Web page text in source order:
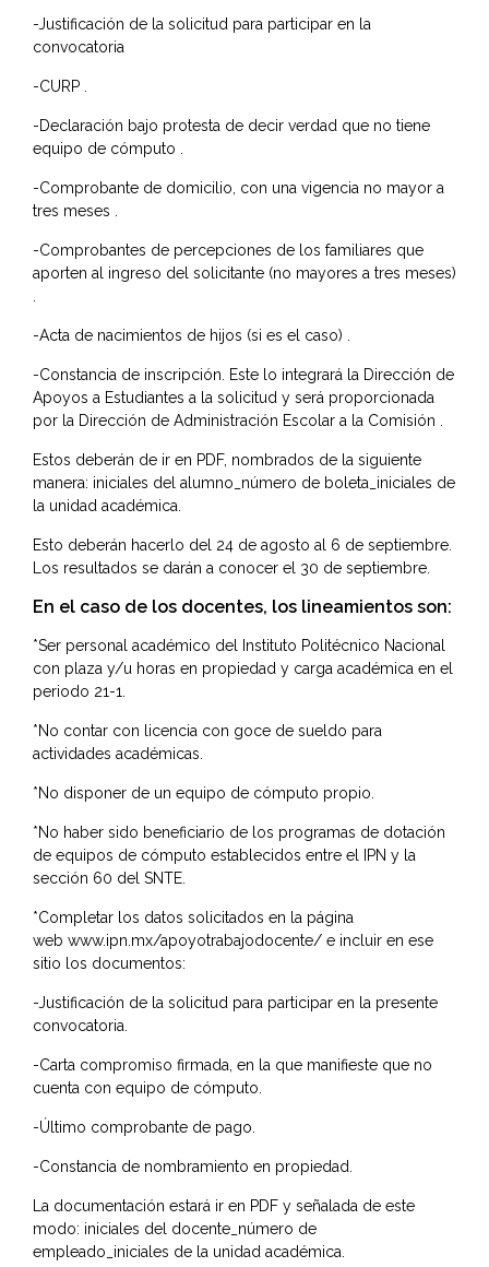
-Justificación de la solicitud para participar en la
convocatoria
-CURP .
-Declaración bajo protesta de decir verdad que no tiene
equipo de cómputo .
-Comprobante de domicilio, con una vigencia no mayor a
tres meses .
-Comprobantes de percepciones de los familiares que
aporten al ingreso del solicitante (no mayores a tres meses)
-Acta de nacimientos de hijos (si es el caso) .
-Constancia de inscripción. Este lo integrará la Dirección de
Apoyos a Estudiantes a la solicitud y será proporcionada
por la Dirección de Administración Escolar a la Comisión .
Estos deberán de ir en PDF, nombrados de la siguiente
manera: iniciales del alumno_número de boleta_iniciales de
la unidad académica.
Esto deberán hacerlo del 24 de agosto al 6 de septiembre.
Los resultados se darán a conocer el 30 de septiembre.
En el caso de los docentes, los lineamientos son:
*Ser personal académico del Instituto Politécnico Nacional
con plaza y/u horas en propiedad y carga académica en el
periodo 21-1.
*No contar con licencia con goce de sueldo para
actividades académicas.
*No disponer de un equipo de cómputo propio.
*No haber sido beneficiario de los programas de dotación
de equipos de cómputo establecidos entre el IPN y la
sección 60 del SNTE.
*Completar los datos solicitados en la página
web www.ipn.mx/apoyotrabajodocente/ e incluir en ese
sitio los documentos:
-Justificación de la solicitud para participar en la presente
convocatoria.
-Carta compromiso firmada, en la que manifieste que no
cuenta con equipo de cómputo.
-Último comprobante de pago.
-Constancia de nombramiento en propiedad.
La documentación estará ir en PDF y señalada de este
modo: iniciales del docente_número de
empleado_iniciales de la unidad académica.